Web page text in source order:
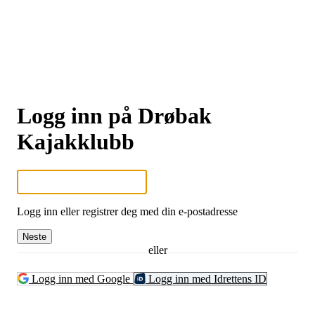
Logg inn på Drøbak
Kajakklubb
Logg inn eller registrer deg med din e-postadresse
Neste
eller
Logg inn med Google Logg inn med Idrettens ID